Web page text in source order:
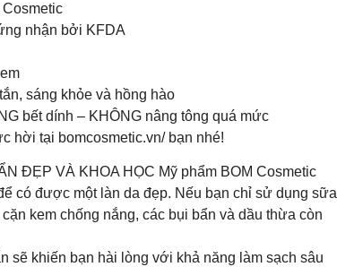
nhận bởi KFDA
sáng khỏe và hồng hào
bết dính – KHÔNG nâng tông quá mức
hời tại bomcosmetic.vn/ bạn nhé!
ĐẸP VÀ KHOA HỌC Mỹ phẩm BOM Cosmetic
có được một làn da đẹp. Nếu bạn chỉ sử dụng sữa
kem chống nắng, các bụi bẩn và dầu thừa còn
sẽ khiến bạn hài lòng với khả năng làm sạch sâu